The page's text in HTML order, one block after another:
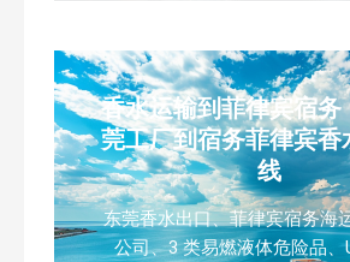
香水运输到菲律宾宿务
莞工厂到宿务菲律宾香
线
东莞香水出口、菲律宾宿务海
公司、3 类易燃液体危险品、